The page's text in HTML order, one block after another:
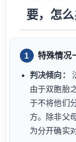
要，怎么
1 特殊情况
判决倾向：
由于双胞胎
于不将他们
方。除非父
为分开确实